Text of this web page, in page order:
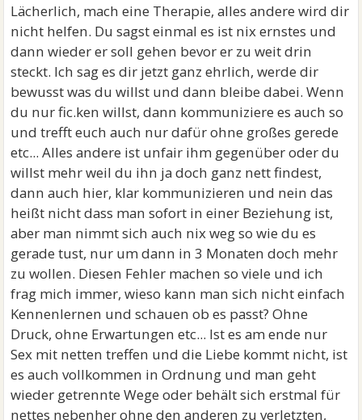
Lächerlich, mach eine Therapie, alles andere wird dir
nicht helfen. Du sagst einmal es ist nix ernstes und
dann wieder er soll gehen bevor er zu weit drin
steckt. Ich sag es dir jetzt ganz ehrlich, werde dir
bewusst was du willst und dann bleibe dabei. Wenn
du nur fic.ken willst, dann kommuniziere es auch so
und trefft euch auch nur dafür ohne großes gerede
etc... Alles andere ist unfair ihm gegenüber oder du
willst mehr weil du ihn ja doch ganz nett findest,
dann auch hier, klar kommunizieren und nein das
heißt nicht dass man sofort in einer Beziehung ist,
aber man nimmt sich auch nix weg so wie du es
gerade tust, nur um dann in 3 Monaten doch mehr
zu wollen. Diesen Fehler machen so viele und ich
frag mich immer, wieso kann man sich nicht einfach
Kennenlernen und schauen ob es passt? Ohne
Druck, ohne Erwartungen etc... Ist es am ende nur
Sex mit netten treffen und die Liebe kommt nicht, ist
es auch vollkommen in Ordnung und man geht
wieder getrennte Wege oder behält sich erstmal für
nettes nebenher ohne den anderen zu verletzten,